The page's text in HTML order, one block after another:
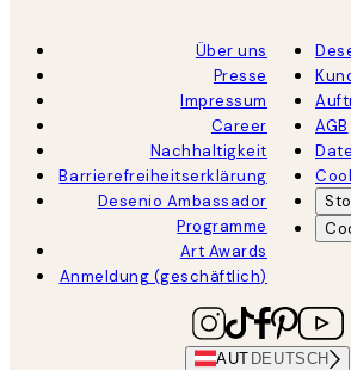
Über uns
Presse
Impressum
Career
Nachhaltigkeit
Barrierefreiheitserklärung
Desenio Ambassador
Programme
Art Awards
Anmeldung (geschäftlich)
AGB
AUT DEUTSCH